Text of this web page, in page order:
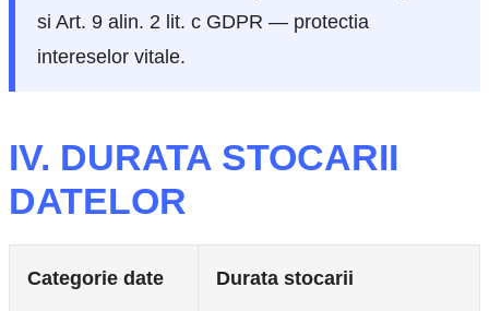
si Art. 9 alin. 2 lit. c GDPR — protectia
intereselor vitale.
IV. DURATA STOCARII
DATELOR
Categorie date Durata stocarii